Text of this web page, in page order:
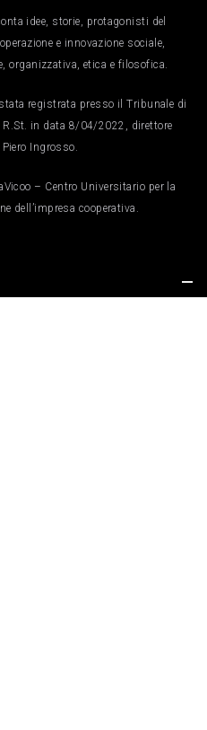
idee, storie, protagonisti del
e innovazione sociale,
organizzativa, etica e filosofica.
registrata presso il Tribunale di
in data 8/04/2022, direttore
Ingrosso.
– Centro Universitario per la
dell’impresa cooperativa.
Statua D’oro?